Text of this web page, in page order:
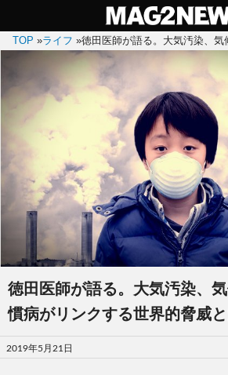
TOP »ライフ »徳田医師が語る。大気汚染、
徳田医師が語る。大気汚染、
慣病がリンクする世界的脅威と
投
稿
2019年5月21日